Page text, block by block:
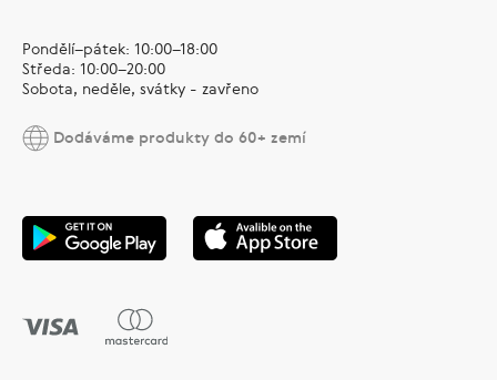
Pondělí–pátek: 10:00–18:00
Středa: 10:00–20:00
Sobota, neděle, svátky - zavřeno
Dodáváme produkty do 60+ zemí